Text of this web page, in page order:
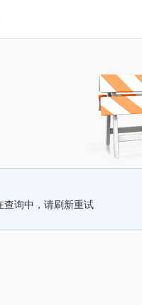
查询中，请刷新重试